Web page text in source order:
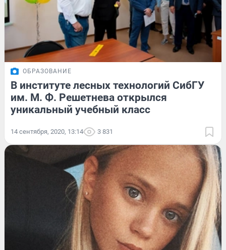
ОБРАЗОВАНИЕ
В институте лесных технологий СибГУ
им. М. Ф. Решетнева открылся
уникальный учебный класс
14 сентября, 2020, 13:14 3 831